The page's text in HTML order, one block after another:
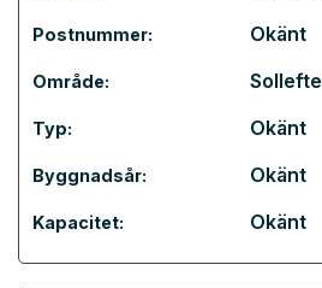
Postnummer: Okänt
Område:
Typ: Okänt
Byggnadsår: Okänt
Kapacitet: Okänt